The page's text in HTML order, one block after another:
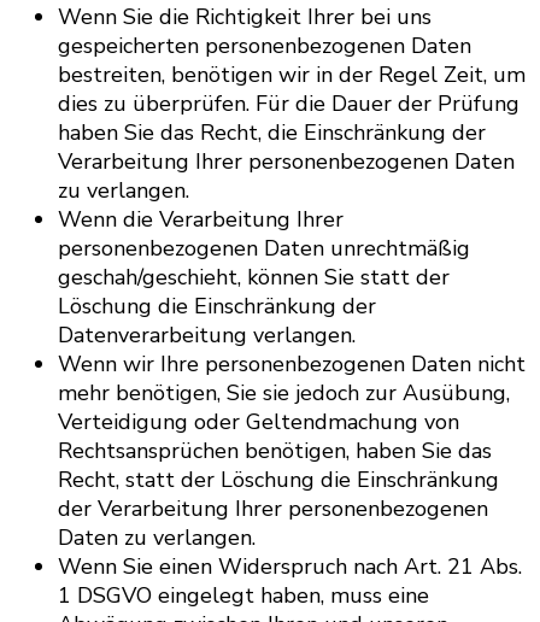
Wenn Sie die Richtigkeit Ihrer bei uns
gespeicherten personenbezogenen Daten
bestreiten, benötigen wir in der Regel Zeit, um
dies zu überprüfen. Für die Dauer der Prüfung
haben Sie das Recht, die Einschränkung der
Verarbeitung Ihrer personenbezogenen Daten
zu verlangen.
Wenn die Verarbeitung Ihrer
personenbezogenen Daten unrechtmäßig
geschah/geschieht, können Sie statt der
Löschung die Einschränkung der
Datenverarbeitung verlangen.
Wenn wir Ihre personenbezogenen Daten nicht
mehr benötigen, Sie sie jedoch zur Ausübung,
Verteidigung oder Geltendmachung von
Rechtsansprüchen benötigen, haben Sie das
Recht, statt der Löschung die Einschränkung
der Verarbeitung Ihrer personenbezogenen
Daten zu verlangen.
Wenn Sie einen Widerspruch nach Art. 21 Abs.
1 DSGVO eingelegt haben, muss eine